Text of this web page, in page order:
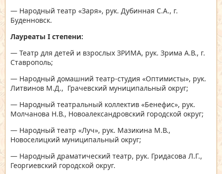
— Народный театр «Заря», рук. Дубинная С.А., г.
Буденновск.
Лауреаты I степени:
— Театр для детей и взрослых ЗРИМА, рук. Зрима А.В., г.
Ставрополь;
— Народный домашний театр-студия «Оптимисты», рук.
Литвинов М.Д., Грачевский муниципальный округ;
— Народный театральный коллектив «Бенефис», рук.
Молчанова Н.В., Новоалександровский городской округ;
— Народный театр «Луч», рук. Мазикина М.В.,
Новоселицкий муниципальный округ;
— Народный драматический театр, рук. Гридасова Л.Г.,
Георгиевский городской округ.